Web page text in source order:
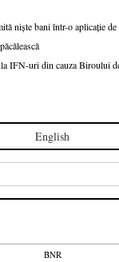
niște bani într-o aplicație de
IFN-uri din cauza Biroului
English
BNR